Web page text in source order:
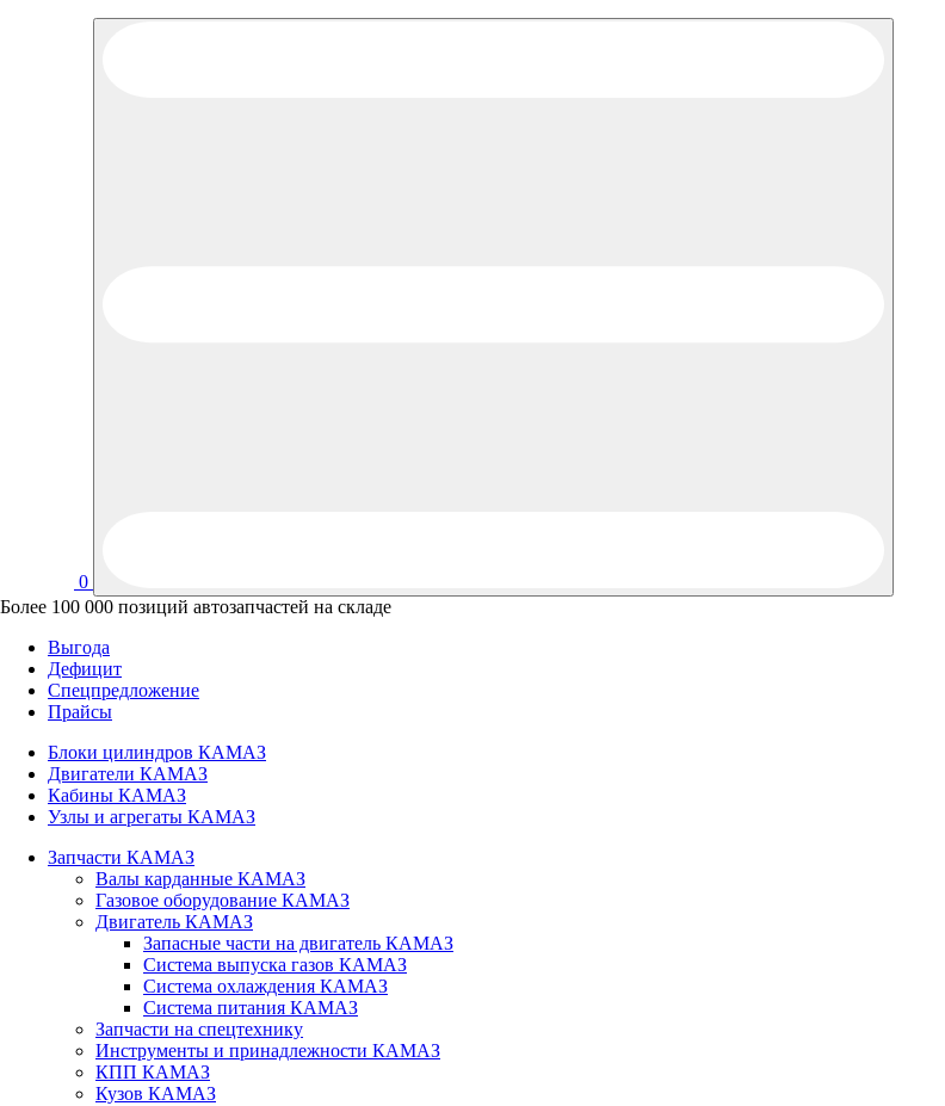
0
Более 100 000 позиций автозапчастей на складе
Выгода
Дефицит
Спецпредложение
Прайсы
Блоки цилиндров КАМАЗ
Двигатели КАМАЗ
Кабины КАМАЗ
Узлы и агрегаты КАМАЗ
Запчасти КАМАЗ
Валы карданные КАМАЗ
Газовое оборудование КАМАЗ
Двигатель КАМАЗ
Запасные части на двигатель КАМАЗ
Система выпуска газов КАМАЗ
Система охлаждения КАМАЗ
Система питания КАМАЗ
Запчасти на спецтехнику
Инструменты и принадлежности КАМАЗ
КПП КАМАЗ
Кузов КАМАЗ